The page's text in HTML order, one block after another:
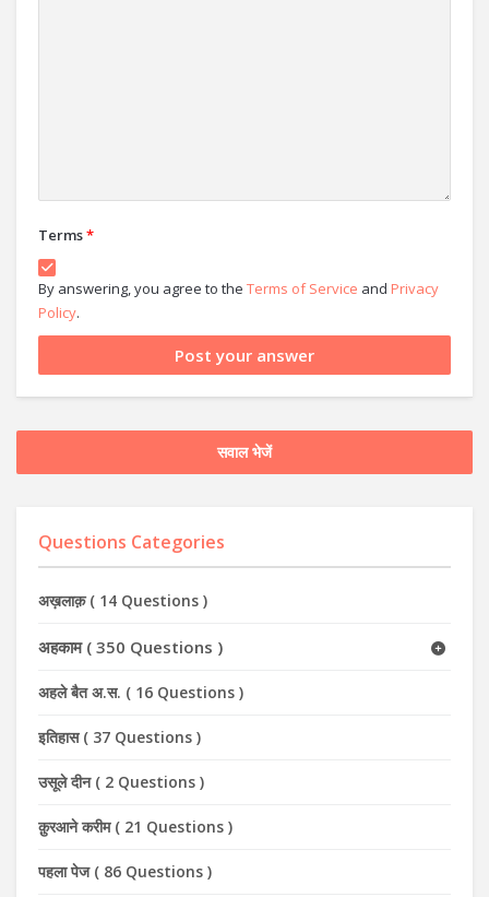
Terms*
By answering, you agree to the Terms of Service and Privacy
Policy.
सवाल भेजें
Questions Categories
अख़लाक़( 14 Questions )
अहकाम ( 350 Questions )
अहले बैत अ.स. ( 16 Questions )
इतिहास ( 37 Questions )
उसूले दीन ( 2 Questions )
क़ुरआने करीम ( 21 Questions )
पहला पेज ( 86 Questions )